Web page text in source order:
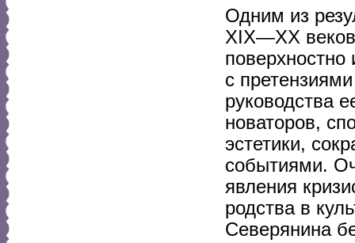
Одним из
XIX—XX
с
руководства
новаторов,
эстетики,
событиями.
явления
родства в
Северянина